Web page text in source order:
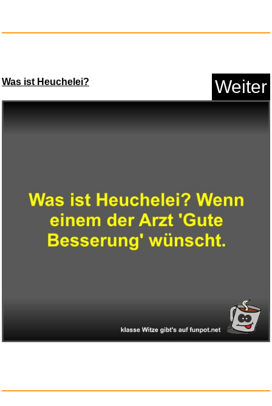
Was ist Heuchelei? Weiter